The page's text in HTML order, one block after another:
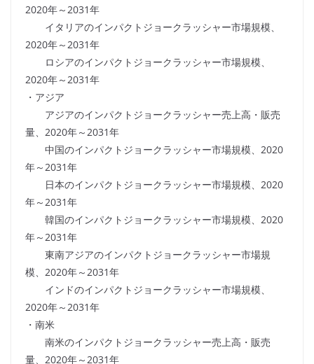
2020年～2031年
イタリアのインパクトジョークラッシャー市場規模、
2020年～2031年
ロシアのインパクトジョークラッシャー市場規模、
2020年～2031年
・アジア
アジアのインパクトジョークラッシャー売上高・販売
量、2020年～2031年
中国のインパクトジョークラッシャー市場規模、2020
年～2031年
日本のインパクトジョークラッシャー市場規模、2020
年～2031年
韓国のインパクトジョークラッシャー市場規模、2020
年～2031年
東南アジアのインパクトジョークラッシャー市場規
模、2020年～2031年
インドのインパクトジョークラッシャー市場規模、
2020年～2031年
・南米
南米のインパクトジョークラッシャー売上高・販売
量、2020年～2031年